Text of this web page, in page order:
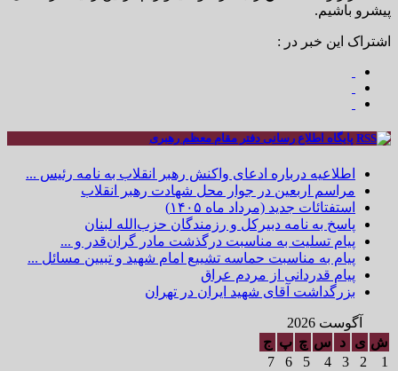
پیشرو باشیم.
اشتراک این خبر در :
پایگاه اطلاع رسانی دفتر مقام معظم رهبری
اطلاعیه درباره ادعای واکنش رهبر انقلاب به نامه رئیس ...
مراسم اربعین در جوار محل شهادت رهبر انقلاب
استفتائات جدید (مرداد ماه ۱۴۰۵)
پاسخ به نامه دبیرکل و رزمندگان حزب‌الله لبنان
پیام تسلیت به مناسبت درگذشت مادر گران‌قدر و ...
پیام به مناسبت حماسه تشییع امام شهید و تبیین مسائل ...
پیام قدردانی از مردم عراق
بزرگداشت آقای شهید ایران در تهران
آگوست 2026
ش ی د س چ پ ج
1
2
3
4
5
6
7